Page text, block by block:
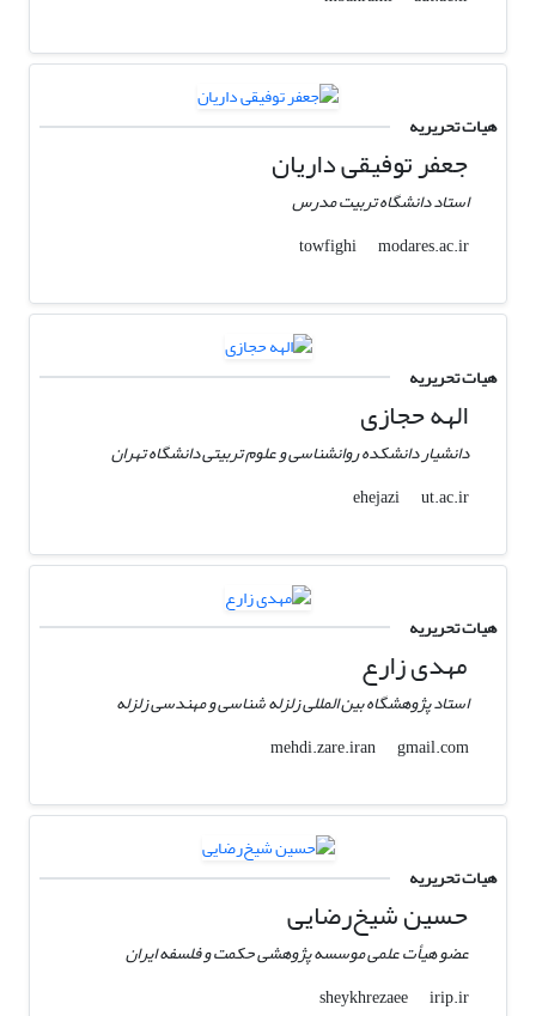
هیات تحریریه
جعفر توفیقی داریان
استاد دانشگاه تربیت مدرس
towfighi
modares.ac.ir
هیات تحریریه
الهه حجازی
دانشیار دانشکده روانشناسی و علوم تربیتی دانشگاه تهران
ehejazi
ut.ac.ir
هیات تحریریه
مهدی زارع
استاد پژوهشگاه بین المللی زلزله شناسی و مهندسی زلزله
mehdi.zare.iran
gmail.com
هیات تحریریه
حسین شیخ‌رضایی
عضو هیأت علمی موسسه پژوهشی حکمت و فلسفه ایران
sheykhrezaee
irip.ir